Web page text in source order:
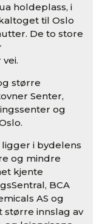
holdeplass, i
til Oslo
De to store
større
Senter,
og
ligger i bydelens
og mindre
kjente
BCA
AS og
større innslag av